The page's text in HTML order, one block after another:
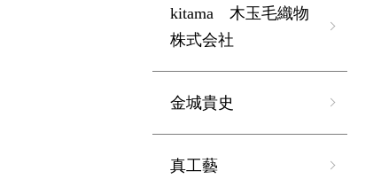
kitama 木玉毛織物
株式会社
金城貴史
真工藝